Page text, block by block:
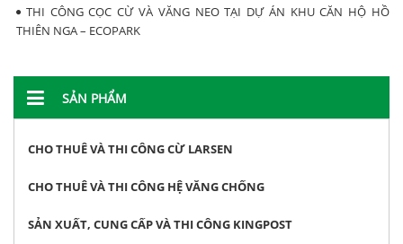
THI CÔNG CỌC CỪ VÀ VĂNG NEO TẠI DỰ ÁN KHU CĂN HỘ HỒ
THIÊN NGA – ECOPARK
SẢN PHẨM
CHO THUÊ VÀ THI CÔNG CỪ LARSEN
CHO THUÊ VÀ THI CÔNG HỆ VĂNG CHỐNG
SẢN XUẤT, CUNG CẤP VÀ THI CÔNG KINGPOST